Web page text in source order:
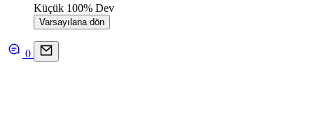
Küçük 100% Dev
Varsayılana dön
0